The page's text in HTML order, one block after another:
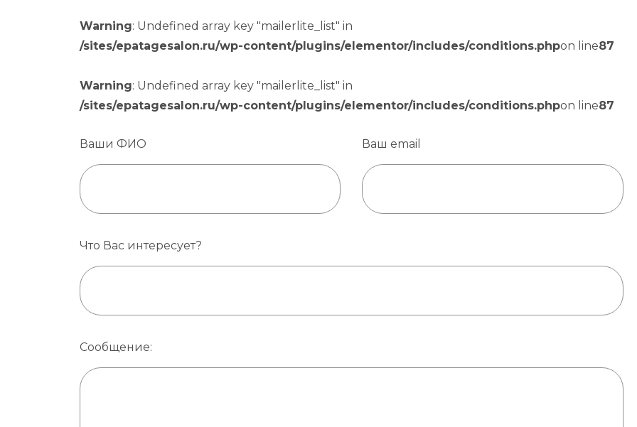
Warning: Undefined array key "mailerlite_list" in
/sites/epatagesalon.ru/wp-content/plugins/elementor/includes/conditions.phpon line87
Warning: Undefined array key "mailerlite_list" in
/sites/epatagesalon.ru/wp-content/plugins/elementor/includes/conditions.phpon line87
Ваши ФИО Ваш email
Что Вас интересует?
Сообщение: